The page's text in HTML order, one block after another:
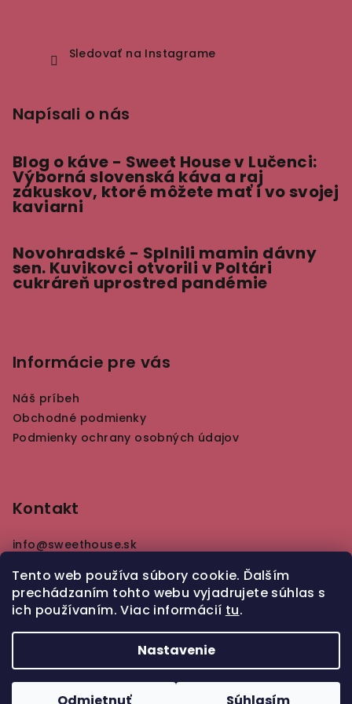
Tento web používa súbory cookie. Ďalším
prechádzaním tohto webu vyjadrujete súhlas s
ich používaním. Viac informácií tu.
Nastavenie
Sledovať na Instagrame
Napísali o nás
Blog o káve - Sweet House v Lučenci:
Výborná slovenská káva a raj
zákuskov, ktoré môžete mať i vo svojej
kaviarni
Novohradské - Splnili mamin dávny
sen. Kuvikovci otvorili v Poltári
cukráreň uprostred pandémie
Informácie pre vás
Náš príbeh
Obchodné podmienky
Podmienky ochrany osobných údajov
Kontakt
info@sweethouse.sk
Tvorba e-shopu www.itlion.sk
vyhradené.